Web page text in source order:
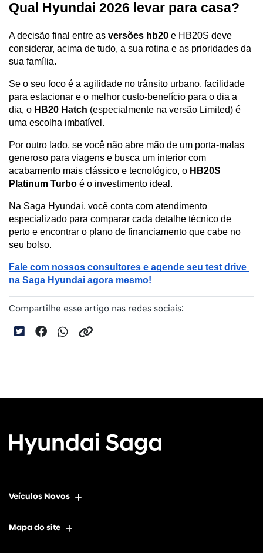
Qual Hyundai 2026 levar para casa?
A decisão final entre as versões hb20 e HB20S deve
considerar, acima de tudo, a sua rotina e as prioridades da
sua família.
Se o seu foco é a agilidade no trânsito urbano, facilidade
para estacionar e o melhor custo-benefício para o dia a
dia, o HB20 Hatch (especialmente na versão Limited) é
uma escolha imbatível.
Por outro lado, se você não abre mão de um porta-malas
generoso para viagens e busca um interior com
acabamento mais clássico e tecnológico, o HB20S
Platinum Turbo é o investimento ideal.
Na Saga Hyundai, você conta com atendimento
especializado para comparar cada detalhe técnico de
perto e encontrar o plano de financiamento que cabe no
seu bolso.
Fale com nossos consultores e agende seu test drive
na Saga Hyundai agora mesmo!
Compartilhe esse artigo nas redes sociais:
Veículos Novos
Mapa do site